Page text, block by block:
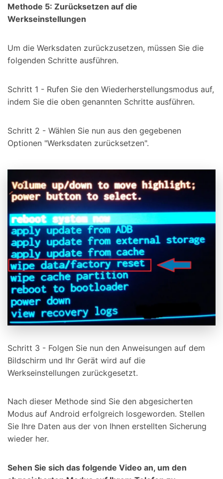
Methode 5: Zurücksetzen auf die
Werkseinstellungen
Um die Werksdaten zurückzusetzen, müssen Sie die
folgenden Schritte ausführen.
Schritt 1 - Rufen Sie den Wiederherstellungsmodus auf,
indem Sie die oben genannten Schritte ausführen.
Schritt 2 - Wählen Sie nun aus den gegebenen
Optionen "Werksdaten zurücksetzen".
Schritt 3 - Folgen Sie nun den Anweisungen auf dem
Bildschirm und Ihr Gerät wird auf die
Werkseinstellungen zurückgesetzt.
Nach dieser Methode sind Sie den abgesicherten
Modus auf Android erfolgreich losgeworden. Stellen
Sie Ihre Daten aus der von Ihnen erstellten Sicherung
wieder her.
Sehen Sie sich das folgende Video an, um den